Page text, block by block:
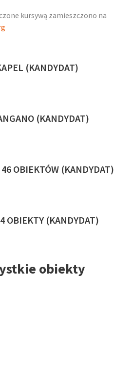
kursywą zamieszczono na
(KANDYDAT)
(KANDYDAT)
OBIEKTÓW (KANDYDAT)
OBIEKTY (KANDYDAT)
obiekty